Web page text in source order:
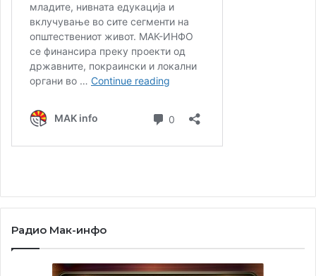
Радио Мак-инфо